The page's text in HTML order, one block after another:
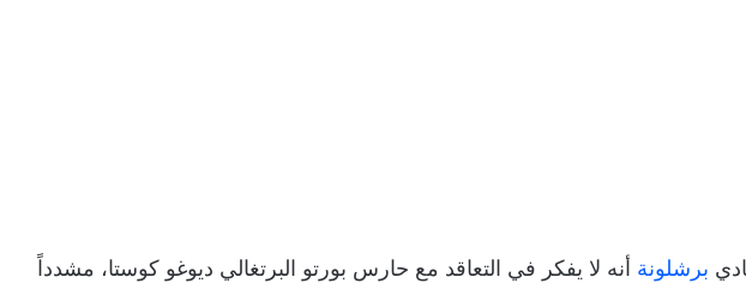
برشلونة أنه لا يفكر في التعاقد مع حارس بورتو البرتغالي ديوغو كوستا، مشدداً